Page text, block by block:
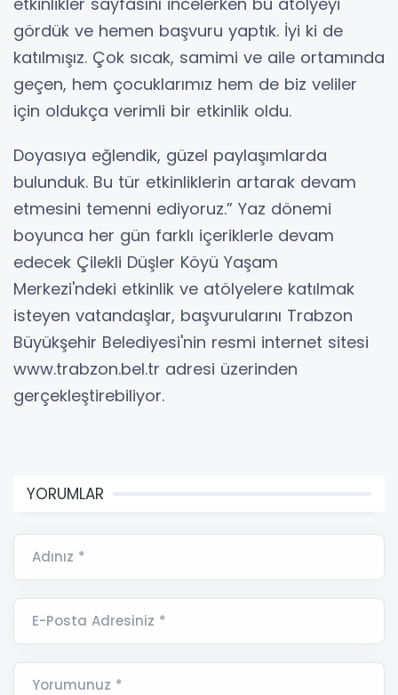
gördük ve hemen başvuru yaptık. İyi ki de
katılmışız. Çok sıcak, samimi ve aile ortamında
geçen, hem çocuklarımız hem de biz veliler
için oldukça verimli bir etkinlik oldu.
Doyasıya eğlendik, güzel paylaşımlarda
bulunduk. Bu tür etkinliklerin artarak devam
etmesini temenni ediyoruz.” Yaz dönemi
boyunca her gün farklı içeriklerle devam
edecek Çilekli Düşler Köyü Yaşam
Merkezi'ndeki etkinlik ve atölyelere katılmak
isteyen vatandaşlar, başvurularını Trabzon
Büyükşehir Belediyesi'nin resmi internet sitesi
www.trabzon.bel.tr adresi üzerinden
gerçekleştirebiliyor.
YORUMLAR
Adınız *
E-Posta Adresiniz *
Yorumunuz *